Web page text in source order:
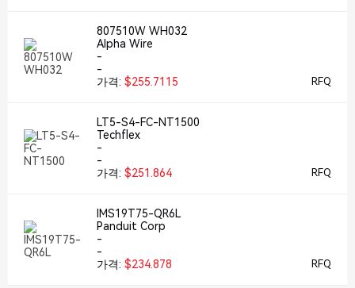
807510W WH032
Alpha Wire
-
-
가격: $255.7115 RFQ
LT5-S4-FC-NT1500
Techflex
-
-
가격: $251.864 RFQ
IMS19T75-QR6L
Panduit Corp
-
-
가격: $234.878 RFQ